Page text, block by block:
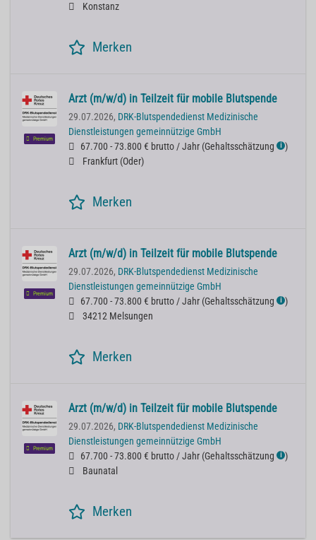
Konstanz
Merken
Premium
Arzt (m/w/d) in Teilzeit für mobile Blutspende
29.07.2026, DRK-Blutspendedienst Medizinische
Dienstleistungen gemeinnützige GmbH
67.700 - 73.800 € brutto / Jahr (Gehaltsschätzung ℹ )
Frankfurt (Oder)
Merken
Premium
Arzt (m/w/d) in Teilzeit für mobile Blutspende
29.07.2026, DRK-Blutspendedienst Medizinische
Dienstleistungen gemeinnützige GmbH
67.700 - 73.800 € brutto / Jahr (Gehaltsschätzung ℹ )
34212 Melsungen
Merken
Premium
Arzt (m/w/d) in Teilzeit für mobile Blutspende
29.07.2026, DRK-Blutspendedienst Medizinische
Dienstleistungen gemeinnützige GmbH
67.700 - 73.800 € brutto / Jahr (Gehaltsschätzung ℹ )
Baunatal
Merken